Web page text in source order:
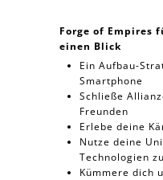
Forge of Empires
einen Blick
Ein Aufbau-
Smartphone
Schließe
Freunden
Erlebe deine
Nutze deine
Technologien
Kümmere dich